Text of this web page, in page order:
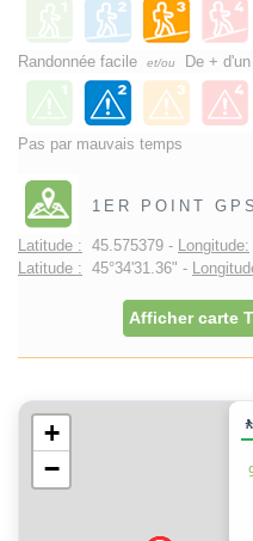
Randonnée facile et/ou De +
Pas par mauvais temps
1ER POINT
Latitude : 45.575379 - Longitude:
Latitude : 45°34'31.36" -
Afficher carte
+
−